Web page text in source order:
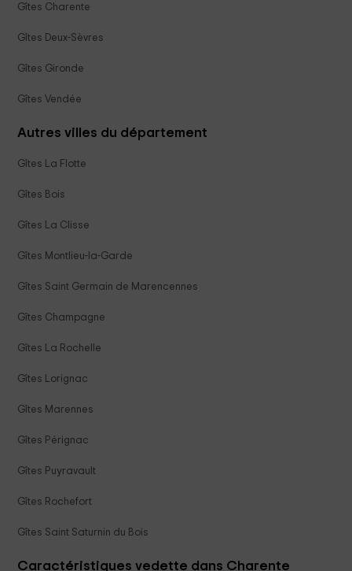
Gîtes Charente
Gîtes Deux-Sèvres
Gîtes Gironde
Gîtes Vendée
Autres villes du département
Gîtes La Flotte
Gîtes Bois
Gîtes La Clisse
Gîtes Montlieu-la-Garde
Gîtes Saint Germain de Marencennes
Gîtes Champagne
Gîtes La Rochelle
Gîtes Lorignac
Gîtes Marennes
Gîtes Pérignac
Gîtes Puyravault
Gîtes Rochefort
Gîtes Saint Saturnin du Bois
Caractéristiques vedette dans Charente